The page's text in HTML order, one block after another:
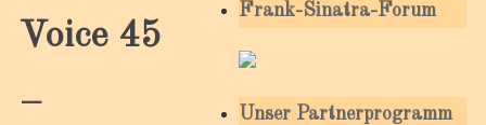
Voice 45
–
Frank-Sinatra-Forum
Unser Partnerprogramm